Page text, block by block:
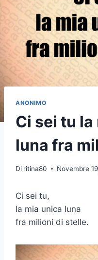
ANONIMO
Ci sei tu
luna fra
Di ritina80 Novembre
Ci sei tu,
la mia unica luna
fra milioni di stelle.